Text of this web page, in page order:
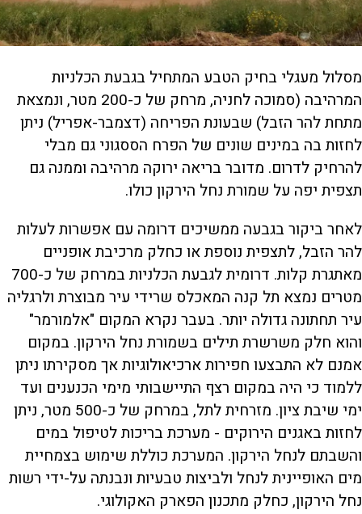
מסלול מעגלי בחיק הטבע המתחיל בגבעת הכלניות
המרהיבה (סמוכה לחניה, מרחק של כ-200 מטר, ונמצאת
מתחת להר הזבל) שבעונת הפריחה (דצמבר-אפריל) ניתן
לחזות בה במינים שונים של הפרח הססגוני גם מבלי
להרחיק לדרום. מדובר בריאה ירוקה מרהיבה וממנה גם
תצפית יפה על שמורת נחל הירקון כולו.
לאחר ביקור בגבעה ממשיכים דרומה עם אפשרות לעלות
להר הזבל, לתצפית נוספת או כחלק מרכיבת אופניים
מאתגרת קלות. דרומית לגבעת הכלניות במרחק של כ-700
מטרים נמצא תל קנה המאכלס שרידי עיר מבוצרת ולרגליה
עיר תחתונה גדולה יותר. בעבר נקרא המקום "אלמורמר"
והוא חלק משרשרת תילים בשמורת נחל הירקון. במקום
אמנם לא התבצעו חפירות ארכיאולוגיות אך מסקירתו ניתן
ללמוד כי היה במקום רצף התיישבותי מימי הכנענים ועד
ימי שיבת ציון. מזרחית לתל, במרחק של כ-500 מטר, ניתן
לחזות באגנים הירוקים - מערכת בריכות לטיפול במים
והשבתם לנחל הירקון. המערכת כוללת שימוש בצמחיית
מים האופיינית לנחל ולביצות טבעיות ונבנתה על-ידי רשות
נחל הירקון, כחלק מתכנון הפארק האקולוגי.